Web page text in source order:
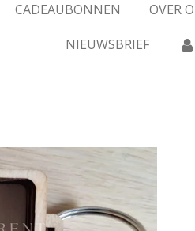
CADEAUBONNEN OVER
NIEUWSBRIEF